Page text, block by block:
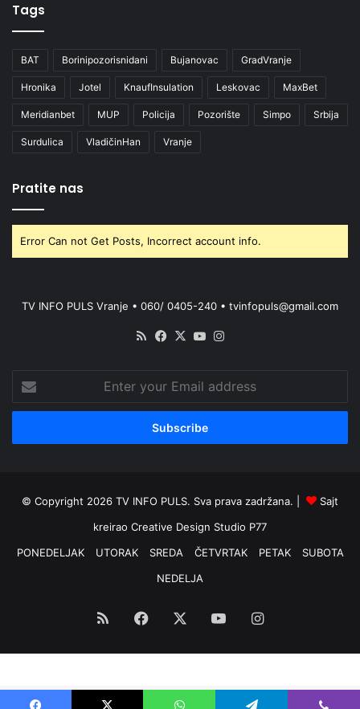
Tags
BAT Borinipozorisnidani Bujanovac GradVranje
Hronika Jotel KnaufInsulation Leskovac MaxBet
Meridianbet MUP Policija Pozorište Simpo Srbija
Surdulica VladičinHan Vranje
Pratite nas
Error Can not Get Posts, Incorrect account info.
TV INFO PULS Vranje • 060/ 0405-240 • tvinfopuls@gmail.com
RSS Facebook
X YouTube
your
Email
© Copyright 2026 TV INFO PULS. Sva prava zadržana. |
Sajt
kreirao Creative Design Studio P77
PONEDELJAK
UTORAK SREDA ČETVRTAK PETAK
SUBOTA
NEDELJA
RSS Facebook YouTubeInstagram
Optimized by Seraphinite Accelerator